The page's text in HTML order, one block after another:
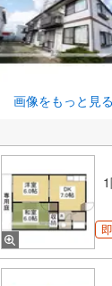
画像をもっと見る